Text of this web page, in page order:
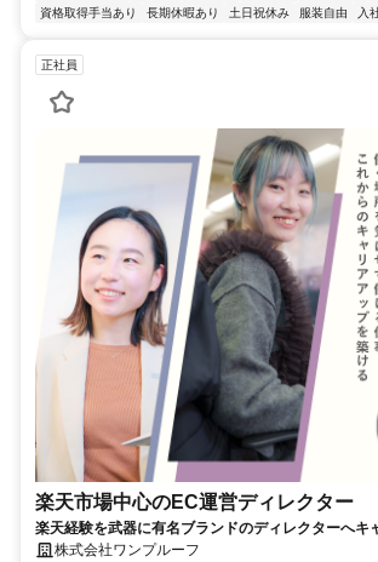
資格取得手当あり
長期休暇あり 土日祝休み 服装自由 入
正社員
楽天市場中心のEC運営ディレクター
楽天経験を武器に有名ブランドのディレクターへ
株式会社ワンプルーフ